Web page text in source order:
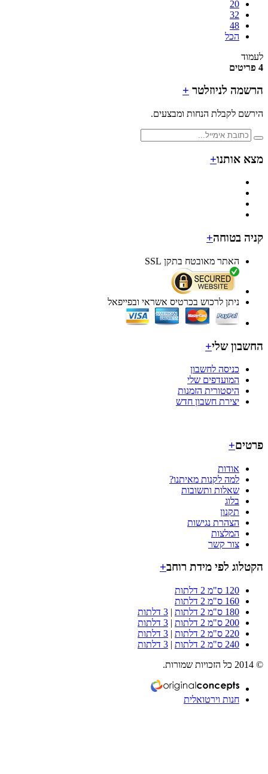
הכל
לניוזלטר+
לקבלת הנחות ומבצעים.
אותנו+
בטוחה+
האתר מאובטח בתקן SSL
ניתן לרכוש בכרטיס אשראי ובפייפאל
שלי+
כניסה לחשבון
המועדפים שלי
היסטורית הזמנות
יצירת חשבון חדש
+
אודות
למה לקנות מאיתנו?
שאלות ותשובות
בלוג
תקנון
הצהרת נגישות
המלצות
צור קשר
לפי מידת רוחב +
120 ס"מ 2 דלתות
160 ס"מ 2 דלתות
180 ס"מ 2 דלתות
|3 דלתות
200 ס"מ 2 דלתות
|3 דלתות
220 ס"מ 2 דלתות
|3 דלתות
240 ס"מ 2 דלתות
|3 דלתות
חנות וירטואלית